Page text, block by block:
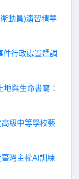
動員)演習精華
件行政處置暨調
地與生命書寫：
高級中等學校藝
臺灣主權AI訓練